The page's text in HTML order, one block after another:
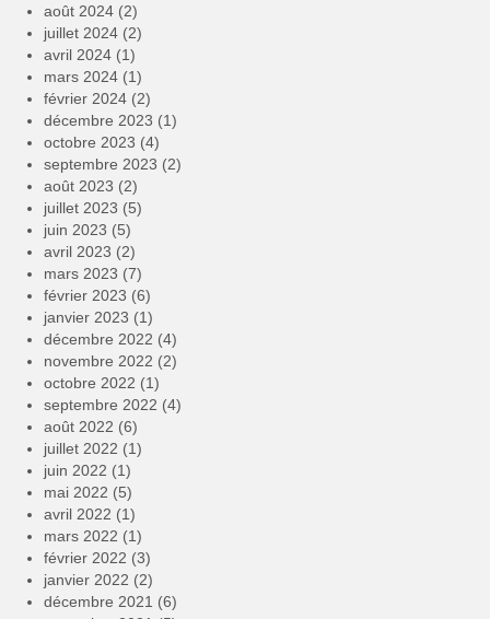
août 2024 (2)
juillet 2024 (2)
avril 2024 (1)
mars 2024 (1)
février 2024 (2)
décembre 2023 (1)
octobre 2023 (4)
septembre 2023 (2)
août 2023 (2)
juillet 2023 (5)
juin 2023 (5)
avril 2023 (2)
mars 2023 (7)
février 2023 (6)
janvier 2023 (1)
décembre 2022 (4)
novembre 2022 (2)
octobre 2022 (1)
septembre 2022 (4)
août 2022 (6)
juillet 2022 (1)
juin 2022 (1)
mai 2022 (5)
avril 2022 (1)
mars 2022 (1)
février 2022 (3)
janvier 2022 (2)
décembre 2021 (6)